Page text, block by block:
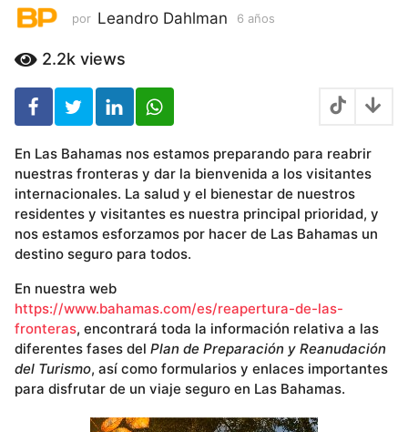
ñ
s
por Leandro Dahlman 6 años
2.2k views
En Las Bahamas nos estamos preparando para reabrir
nuestras fronteras y dar la bienvenida a los visitantes
internacionales. La salud y el bienestar de nuestros
residentes y visitantes es nuestra principal prioridad, y
nos estamos esforzamos por hacer de Las Bahamas un
destino seguro para todos.
En nuestra web
https://www.bahamas.com/es/reapertura-de-las-
fronteras, encontrará toda la información relativa a las
diferentes fases del Plan de Preparación y Reanudación
del Turismo, así como formularios y enlaces importantes
para disfrutar de un viaje seguro en Las Bahamas.